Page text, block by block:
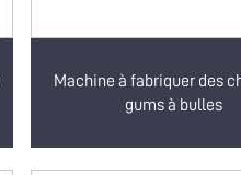
Machine à fabriquer des
gums à bulles